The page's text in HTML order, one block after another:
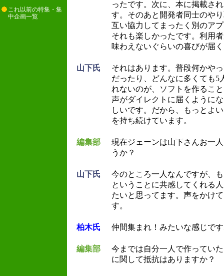
これ以前の特集・集
中企画一覧
ったです。次に、本に掲載さ
す。そのあと開発者同士のや
互い協力してまったく別のア
それも楽しかったです。利用
味わえないぐらいの喜びが届
山下氏
それはあります。普段何かや
だったり、どんなに多くても5
れないのが、ソフトを作るこ
声がダイレクトに届くように
しいです。だから、もっとよ
を持ち続けています。
編集部
現在ジェーンは山下さんお一
うか？
山下氏
今のところ一人なんですが、
ということに共感してくれる
たいと思ってます。声をかけ
す。
柏木氏 仲間集まれ！みたいな感じで
編集部
今までは自分一人で作ってい
に関して抵抗はありますか？